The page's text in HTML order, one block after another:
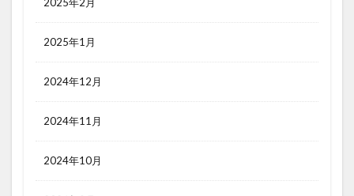
2025年2月
2025年1月
2024年12月
2024年11月
2024年10月